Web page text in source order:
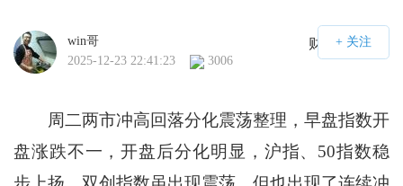
财经号APP
win哥
2025-12-23 22:41:23
3006
周二两市冲高回落分化震荡整理，早盘指数开
盘涨跌不一，开盘后分化明显，沪指、50指数稳